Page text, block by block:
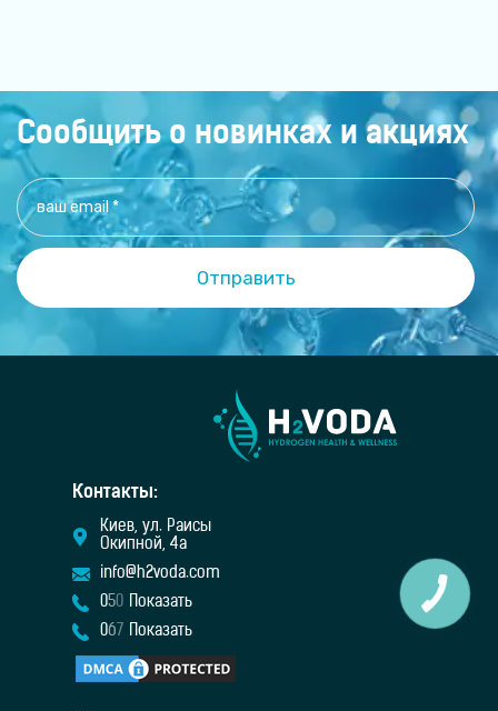
Сообщить о новинках и акциях
Контакты:
Киев, ул. Раисы
Окипной, 4а
info@h2voda.com
050 Показать
067 Показать